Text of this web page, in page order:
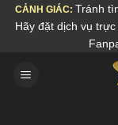
SkipCẢNH GIÁC: Tránh
Hãy đặt dịch vụ